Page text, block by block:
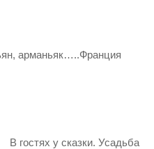
арманьяк…..Франция
В гостях у сказки. Усадьба